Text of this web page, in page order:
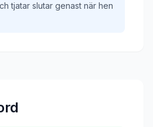
tjatar slutar genast när hen